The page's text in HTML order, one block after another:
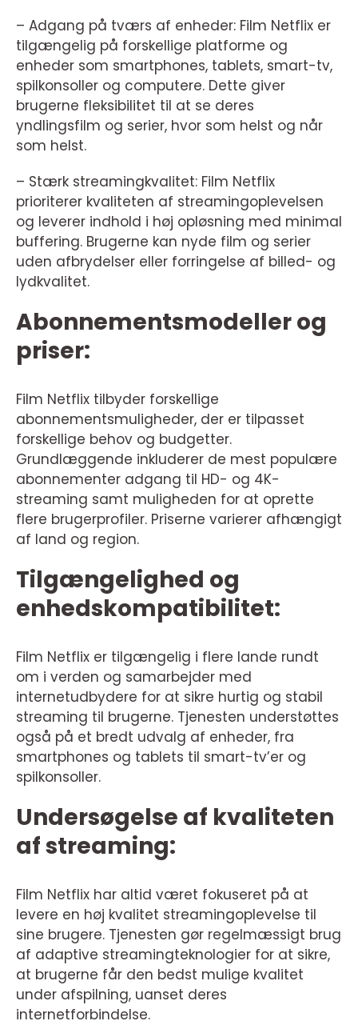
– Adgang på tværs af enheder: Film Netflix er
tilgængelig på forskellige platforme og
enheder som smartphones, tablets, smart-tv,
spilkonsoller og computere. Dette giver
brugerne fleksibilitet til at se deres
yndlingsfilm og serier, hvor som helst og når
som helst.
– Stærk streamingkvalitet: Film Netflix
prioriterer kvaliteten af streamingoplevelsen
og leverer indhold i høj opløsning med minimal
buffering. Brugerne kan nyde film og serier
uden afbrydelser eller forringelse af billed- og
lydkvalitet.
Abonnementsmodeller og
priser:
Film Netflix tilbyder forskellige
abonnementsmuligheder, der er tilpasset
forskellige behov og budgetter.
Grundlæggende inkluderer de mest populære
abonnementer adgang til HD- og 4K-
streaming samt muligheden for at oprette
flere brugerprofiler. Priserne varierer afhængigt
af land og region.
Tilgængelighed og
enhedskompatibilitet:
Film Netflix er tilgængelig i flere lande rundt
om i verden og samarbejder med
internetudbydere for at sikre hurtig og stabil
streaming til brugerne. Tjenesten understøttes
også på et bredt udvalg af enheder, fra
smartphones og tablets til smart-tv’er og
spilkonsoller.
Undersøgelse af kvaliteten
af streaming:
Film Netflix har altid været fokuseret på at
levere en høj kvalitet streamingoplevelse til
sine brugere. Tjenesten gør regelmæssigt brug
af adaptive streamingteknologier for at sikre,
at brugerne får den bedst mulige kvalitet
under afspilning, uanset deres
internetforbindelse.